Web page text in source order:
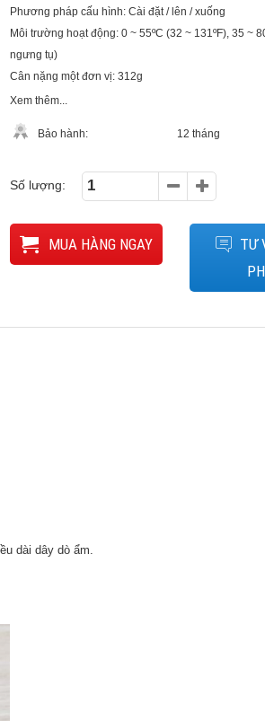
Phương pháp cấu hình: Cài đặt / lên / xuống
Môi trường hoạt động: 0 ~ 55ºC (32 ~ 131ºF), 35 ~
ngưng tụ)
Cân nặng một đơn vị: 312g
Xem thêm...
Bảo hành: 12 tháng
Số lượng:
MUA HÀNG NGAY
TƯ
dài dây dò ẩm.